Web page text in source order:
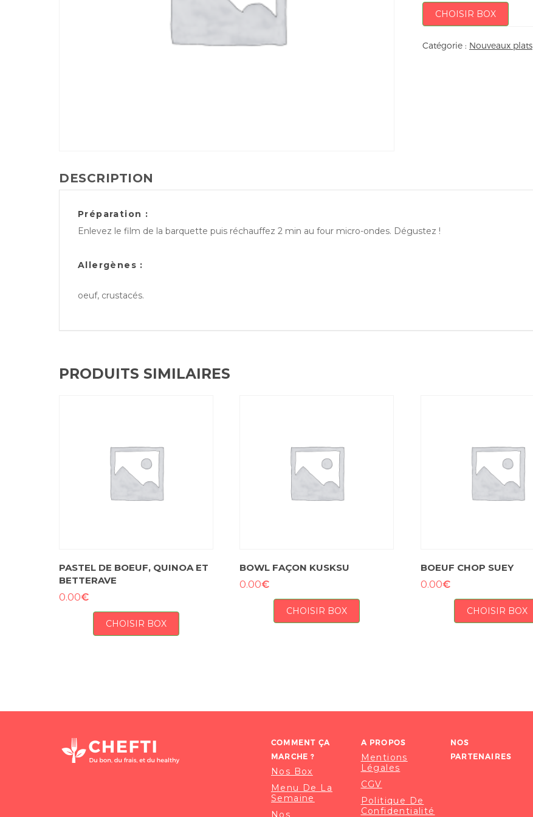
CHOISIR BOX
Catégorie : Nouveaux plats
DESCRIPTION
Préparation :
Enlevez le film de la barquette puis réchauffez 2 min au four micro-ondes. Dégustez !
Allergènes :
oeuf, crustacés.
PRODUITS SIMILAIRES
PASTEL DE BOEUF, QUINOA ET
BETTERAVE
0.00€
CHOISIR BOX
BOWL FAÇON KUSKSU
0.00€
CHOISIR BOX
BOEUF CHOP SUEY
0.00€
CHOISIR BOX
COMMENT ÇA
MARCHE ?
Nos Box
Menu De La
Semaine
Nos
A PROPOS
Mentions
Légales
CGV
Politique De
Confidentialité
NOS
PARTENAIRES